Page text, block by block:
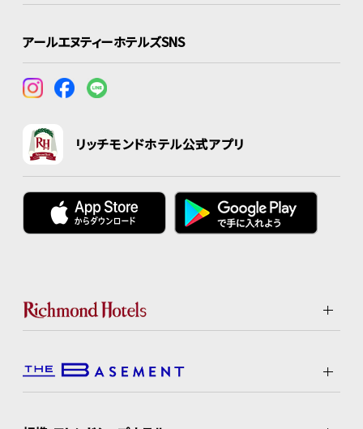
アールエヌティーホテルズSNS
リッチモンドホテル公式アプリ